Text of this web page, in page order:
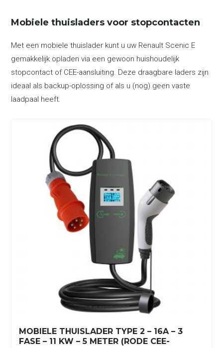
Mobiele thuisladers voor stopcontacten
Met een mobiele thuislader kunt u uw Renault Scenic E
gemakkelijk opladen via een gewoon huishoudelijk
stopcontact of CEE-aansluiting. Deze draagbare laders zijn
ideaal als backup-oplossing of als u (nog) geen vaste
laadpaal heeft.
MOBIELE THUISLADER TYPE 2 – 16A – 3
FASE – 11 KW – 5 METER (RODE CEE-